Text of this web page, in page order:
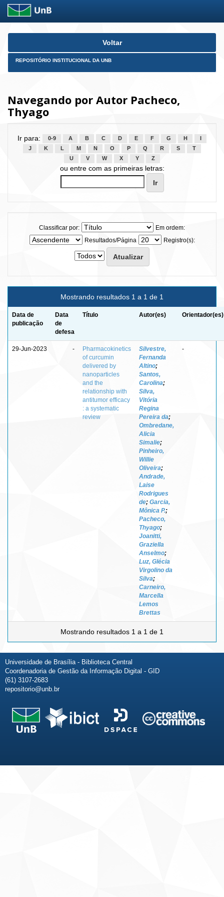
Skip
Voltar
REPOSITÓRIO INSTITUCIONAL DA UNB
Navegando por Autor Pacheco,
Thyago
Ir para: 0-9 A B C D E F G H
J
K L M N O P Q R S
T
U
V W X Y Z
ou entre com as primeiras letras:
Classificar por:
Em ordem:
Resultados/Página
Registro(s):
Mostrando resultados 1 a 1 de 1
Data de
publicação
Data
de
defesa
Título Autor(es) Orientador(es)
29-Jun-2023 -
Pharmacokinetics
of curcumin
delivered by
nanoparticles
and the
relationship with
antitumor efficacy
: a systematic
review
Silvestre,
Fernanda
Altino;
Santos,
Carolina;
Silva,
Vitória
Regina
Pereira da;
Ombredane,
Alicia
Simalie;
Pinheiro,
Willie
Oliveira;
Andrade,
Laise
Rodrigues
de; Garcia,
Mônica P.;
Pacheco,
Thyago;
Joanitti,
Graziella
Anselmo;
Luz, Glécia
Virgolino da
Silva;
Carneiro,
Marcella
Lemos
Brettas
-
Mostrando resultados 1 a 1 de 1
Universidade de Brasília - Biblioteca Central
Coordenadoria de Gestão da Informação Digital - GID
(61) 3107-2683
repositorio@unb.br